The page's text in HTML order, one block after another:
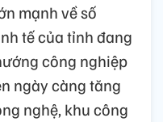
mạnh về số
tế của tỉnh đang
công nghiệp
ngày càng tăng
nghệ, khu công